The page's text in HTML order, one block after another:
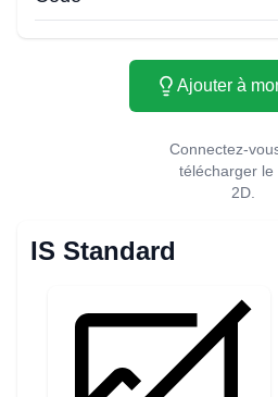
Ajouter à
Connectez-
télécharger le
2D.
IS Standard